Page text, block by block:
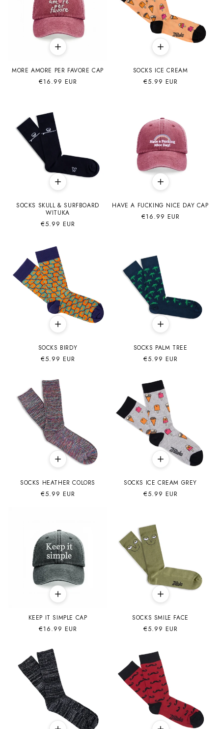
MORE AMORE PER FAVORE CAP
Precio
€16.99 EUR
SOCKS ICE CREAM
Precio
€5.99 EUR
SOCKS SKULL & SURFBOARD
WITUKA
Precio
€5.99 EUR
HAVE A FUCKING NICE DAY CAP
Precio
€16.99 EUR
SOCKS BIRDY
Precio
€5.99 EUR
SOCKS PALM TREE
Precio
€5.99 EUR
SOCKS HEATHER COLORS
Precio
€5.99 EUR
SOCKS ICE CREAM GREY
Precio
€5.99 EUR
KEEP IT SIMPLE CAP
Precio
€16.99 EUR
SOCKS SMILE FACE
Precio
€5.99 EUR